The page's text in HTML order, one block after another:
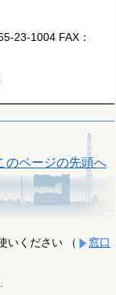
23-1004 FAX：
のページの先頭へ
いください （
窓口